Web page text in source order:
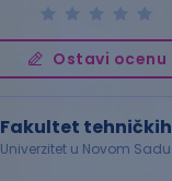
Ostavi ocenu
Fakultet
Univerzitet u Novom Sadu